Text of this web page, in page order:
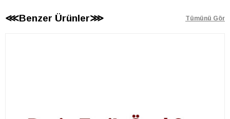
⋘Benzer Ürünler⋙ Tümünü Gör